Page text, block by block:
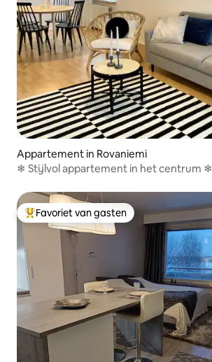
Appartement in Rovaniemi
❄ Stijlvol appartement in het centrum ❄
Topfavoriet van gasten
Favoriet van gasten